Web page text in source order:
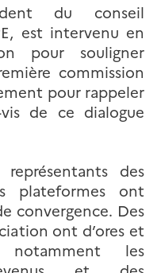
du conseil
est intervenu en
pour souligner
commission
pour rappeler
de ce dialogue
des
plateformes ont
convergence. Des
ont d’ores et
les